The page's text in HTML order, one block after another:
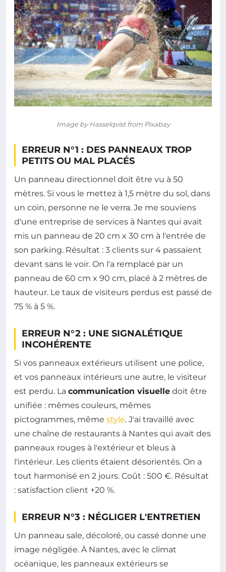
Image by Hasselqvist from Pixabay
ERREUR N°1 : DES PANNEAUX TROP
PETITS OU MAL PLACÉS
Un panneau directionnel doit être vu à 50
mètres. Si vous le mettez à 1,5 mètre du sol, dans
un coin, personne ne le verra. Je me souviens
d'une entreprise de services à Nantes qui avait
mis un panneau de 20 cm x 30 cm à l'entrée de
son parking. Résultat : 3 clients sur 4 passaient
devant sans le voir. On l'a remplacé par un
panneau de 60 cm x 90 cm, placé à 2 mètres de
hauteur. Le taux de visiteurs perdus est passé de
75 % à 5 %.
ERREUR N°2 : UNE SIGNALÉTIQUE
INCOHÉRENTE
Si vos panneaux extérieurs utilisent une police,
et vos panneaux intérieurs une autre, le visiteur
est perdu. La communication visuelle doit être
unifiée : mêmes couleurs, mêmes
pictogrammes, même style. J'ai travaillé avec
une chaîne de restaurants à Nantes qui avait des
panneaux rouges à l'extérieur et bleus à
l'intérieur. Les clients étaient désorientés. On a
tout harmonisé en 2 jours. Coût : 500 €. Résultat
: satisfaction client +20 %.
ERREUR N°3 : NÉGLIGER L'ENTRETIEN
Un panneau sale, décoloré, ou cassé donne une
image négligée. À Nantes, avec le climat
océanique, les panneaux extérieurs se